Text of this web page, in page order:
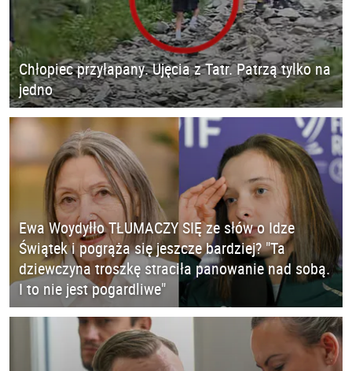
Chłopiec przyłapany. Ujęcia z Tatr. Patrzą tylko na
jedno
Ewa Woydyłło TŁUMACZY SIĘ ze słów o Idze
Świątek i pogrąża się jeszcze bardziej? "Ta
dziewczyna troszkę straciła panowanie nad sobą.
I to nie jest pogardliwe"